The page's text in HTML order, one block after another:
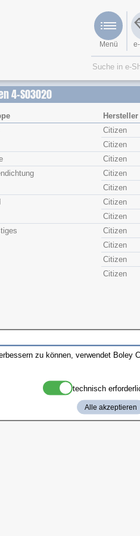
Menü
4-S03020
Hersteller
Citizen
Citizen
Citizen
Citizen
Citizen
Citizen
Citizen
Citizen
Citizen
Citizen
Citizen
zu können, verwendet
technisch
Alle akzeptieren